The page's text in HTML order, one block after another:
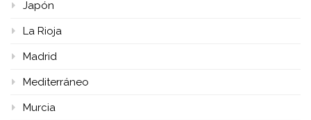
Japón
La Rioja
Madrid
Mediterráneo
Murcia